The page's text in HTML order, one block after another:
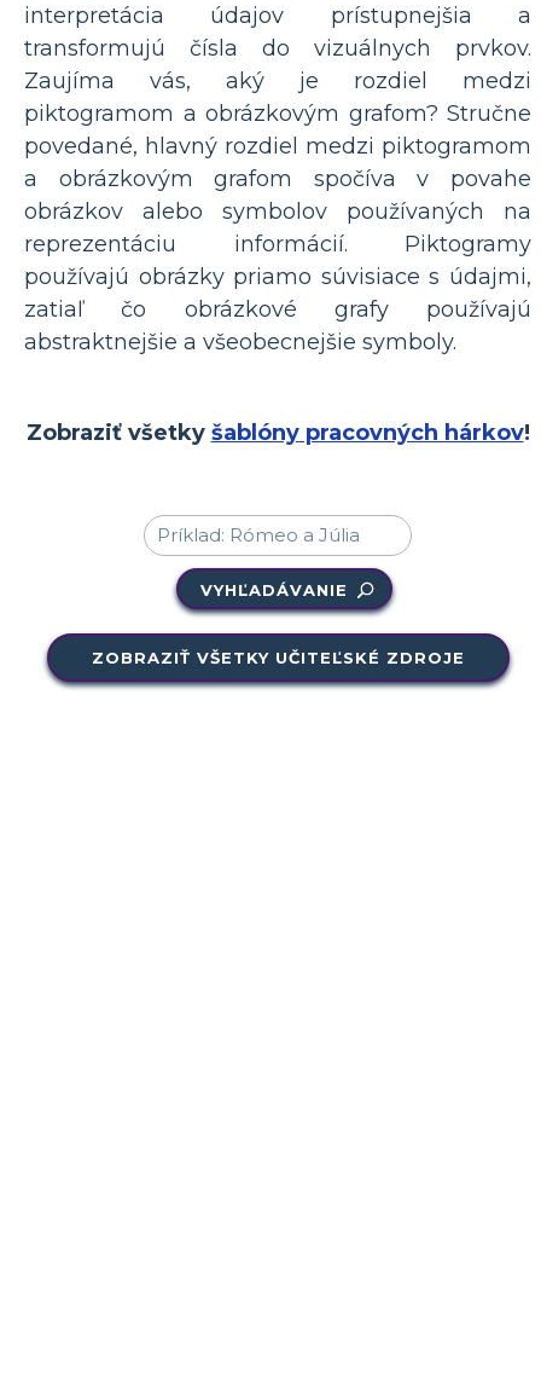
interpretácia údajov prístupnejšia a
transformujú čísla do vizuálnych prvkov.
Zaujíma vás, aký je rozdiel medzi
piktogramom a obrázkovým grafom? Stručne
povedané, hlavný rozdiel medzi piktogramom
a obrázkovým grafom spočíva v povahe
obrázkov alebo symbolov používaných na
reprezentáciu informácií. Piktogramy
používajú obrázky priamo súvisiace s údajmi,
zatiaľ čo obrázkové grafy používajú
abstraktnejšie a všeobecnejšie symboly.
Zobraziť všetky šablóny pracovných hárkov!
VYHĽADÁVANIE
ZOBRAZIŤ VŠETKY UČITEĽSKÉ ZDROJE